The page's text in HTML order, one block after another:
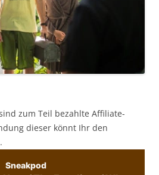
zum Teil bezahlte Affiliate-
dieser könnt Ihr den